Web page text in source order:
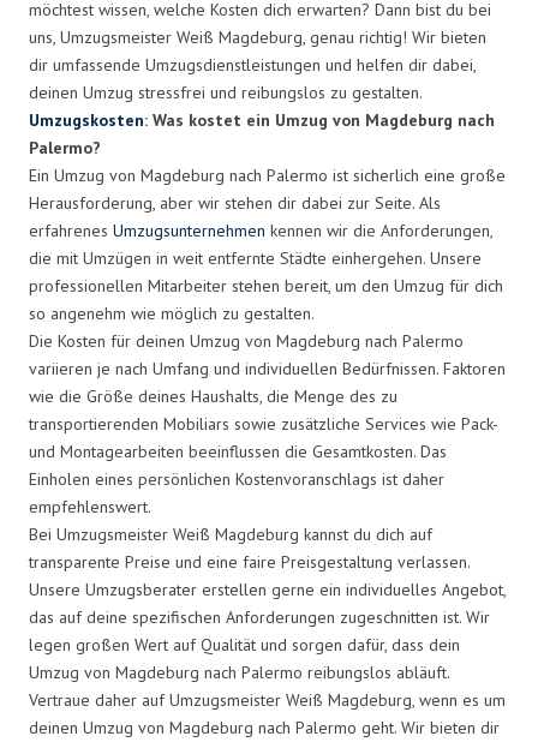
möchtest wissen, welche Kosten dich erwarten? Dann bist du bei
uns, Umzugsmeister Weiß Magdeburg, genau richtig! Wir bieten
dir umfassende Umzugsdienstleistungen und helfen dir dabei,
deinen Umzug stressfrei und reibungslos zu gestalten.
Umzugskosten: Was kostet ein Umzug von Magdeburg nach
Palermo?
Ein Umzug von Magdeburg nach Palermo ist sicherlich eine große
Herausforderung, aber wir stehen dir dabei zur Seite. Als
erfahrenes Umzugsunternehmen kennen wir die Anforderungen,
die mit Umzügen in weit entfernte Städte einhergehen. Unsere
professionellen Mitarbeiter stehen bereit, um den Umzug für dich
so angenehm wie möglich zu gestalten.
Die Kosten für deinen Umzug von Magdeburg nach Palermo
variieren je nach Umfang und individuellen Bedürfnissen. Faktoren
wie die Größe deines Haushalts, die Menge des zu
transportierenden Mobiliars sowie zusätzliche Services wie Pack-
und Montagearbeiten beeinflussen die Gesamtkosten. Das
Einholen eines persönlichen Kostenvoranschlags ist daher
empfehlenswert.
Bei Umzugsmeister Weiß Magdeburg kannst du dich auf
transparente Preise und eine faire Preisgestaltung verlassen.
Unsere Umzugsberater erstellen gerne ein individuelles Angebot,
das auf deine spezifischen Anforderungen zugeschnitten ist. Wir
legen großen Wert auf Qualität und sorgen dafür, dass dein
Umzug von Magdeburg nach Palermo reibungslos abläuft.
Vertraue daher auf Umzugsmeister Weiß Magdeburg, wenn es um
deinen Umzug von Magdeburg nach Palermo geht. Wir bieten dir